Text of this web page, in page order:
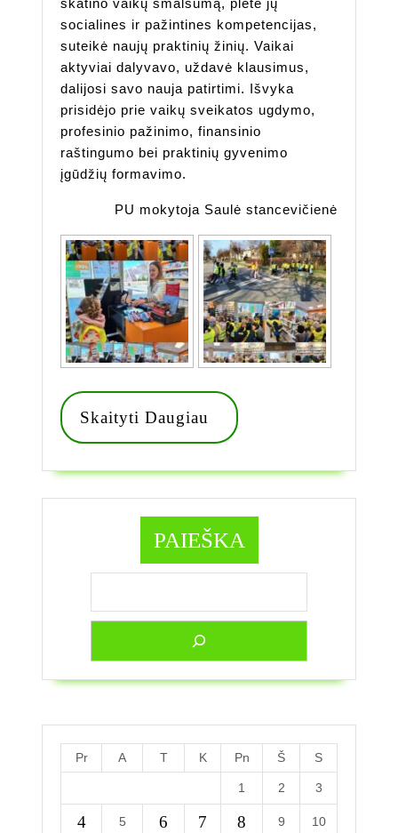
skatino vaikų smalsumą, plėtė jų
socialines ir pažintines kompetencijas,
suteikė naujų praktinių žinių. Vaikai
aktyviai dalyvavo, uždavė klausimus,
dalijosi savo nauja patirtimi. Išvyka
prisidėjo prie vaikų sveikatos ugdymo,
profesinio pažinimo, finansinio
raštingumo bei praktinių gyvenimo
įgūdžių formavimo.
PU mokytoja Saulė stancevičienė
Skaityti Daugiau
Skaityti
Daugiau
PAIEŠKA
Pr A T K Pn Š S
1 2 3
4 5 6 7 8 9 10